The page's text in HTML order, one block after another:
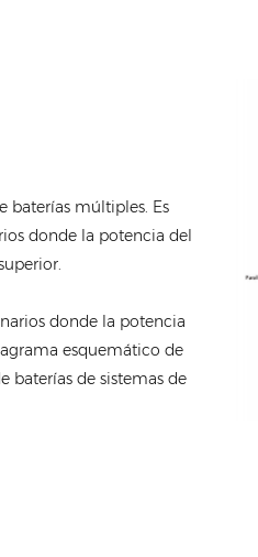
baterías múltiples. Es
donde la potencia del
donde la potencia
esquemático de
baterías de sistemas de